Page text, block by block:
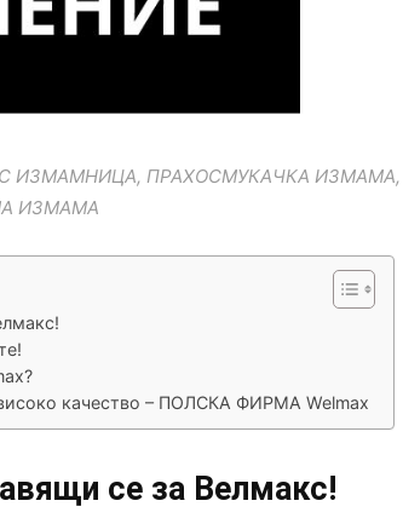
ИЗМАМНИЦА, ПРАХОСМУКАЧКА ИЗМАМА,
ИЗМАМА
качество – ПОЛСКА ФИРМА Welmax
се за Велмакс!